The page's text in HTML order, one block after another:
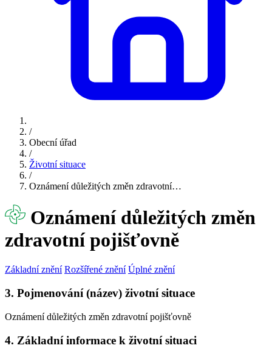
/
Obecní úřad
/
Životní situace
/
Oznámení důležitých změn zdravotní…
Oznámení důležitých změn
zdravotní pojišťovně
Základní znění Rozšířené znění Úplné znění
3. Pojmenování (název) životní situace
Oznámení důležitých změn zdravotní pojišťovně
4. Základní informace k životní situaci